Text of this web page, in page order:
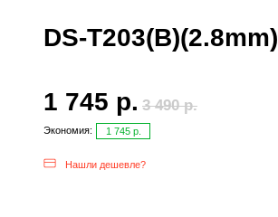
DS-T203(B)(2.8mm)
1 745 р. 3 490 р.
Экономия: 1 745 р.
Нашли дешевле?